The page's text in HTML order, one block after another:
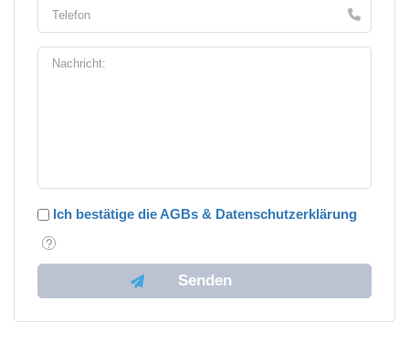
Ich bestätige die AGBs & Datenschutzerklärung